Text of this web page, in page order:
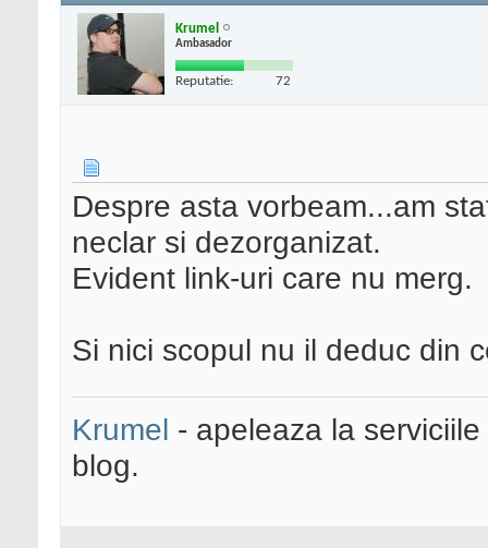
Krumel
Ambasador
Reputatie: 72
Despre asta vorbeam...am
neclar si dezorganizat.
Evident link-uri care nu merg.
Si nici scopul nu il deduc din
Krumel - apeleaza la
blog.